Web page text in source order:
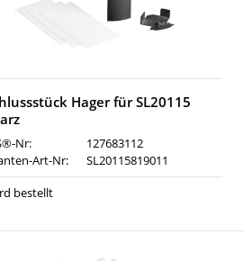
Hager für SL20115
Nr:
127683112
Art-Nr:
SL20115819011
bestellt